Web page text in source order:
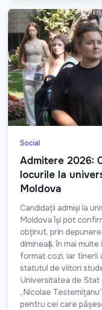
Social
Admitere 2026:
locurile la
Moldova
Candidații admiși la
Moldova își pot
obținut, prin
dimineață, în mai
format cozi, iar tinerii
statutul de viitori
Universitatea de Stat
„Nicolae
pentru cei care